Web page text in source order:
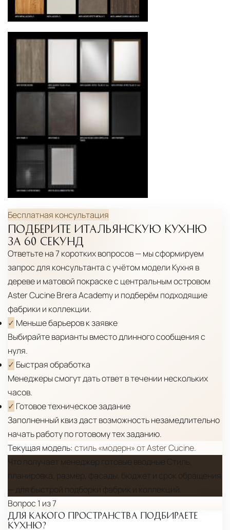
Профессиональная выгрузка
осуществляют разгрузку с применением
специального оборудования и техники
Подъём на этажи
дверных блоков в квартиры и офисы с
использованием лифтов или монтажных
Распаковка и расстановка
распаковывают товар и устанавливают его в
указанное место
Вывоз упаковочного материала
очистка помещения от тары и упаковки
Гарантийная проверка
предмет повреждений и дефектов при
доставке
Сроки доставкиСтандартная доставка по
Москве осуществляется в течение 3-5 рабочих
дней. Для Московской области сроки зависят
от удалённости объекта и варьируются от 5 до
10 рабочих дней. Возможна срочная доставка
при наличии свободных логистических
ресурсов.
Управление логистикой и контроль
качества
Каждый заказ отслеживается в режиме
реального времени через систему GPS-
мониторинга. Наша команда логистических
специалистов с опытом работы в
международной доставке обеспечивает
полную сохранность груза, соблюдение
температурного режима и защиту от
механических повреждений на всех этапах
маршрута.
Бесплатная консультация
ПОДБЕРИТЕ ИТАЛЬЯНСКУЮ КУХНЮ
ЗА 60 СЕКУНД
Ответьте на 7 коротких вопросов — мы сформируем
запрос для консультанта с учётом модели Кухня в
дереве и матовой покраске с центральным островом
Aster Cucine Brera Academyи подберём подходящие
фабрики и коллекции.
✓ Меньше барьеров к заявке
Выбирайте варианты вместо длинного сообщения с
нуля.
✓ Быстрая обработка
Менеджеры смогут дать ответ в течении нескольких
часов.
✓ Готовое техническое задание
Заполненный квиз даст возможность незамедлительно
начать работу по готовому тех заданию.
Текущая модель: стиль «модерн» от Aster Cucine.
Что получает менеджер готовые вводные Стиль,
планировка, размер, фасады, бюджет и срок обращения
— для быстрой подборки фабрик и коллекций.
Вопрос 1 из 7
ДЛЯ КАКОГО ПРОСТРАНСТВА ПОДБИРАЕТЕ
КУХНЮ?